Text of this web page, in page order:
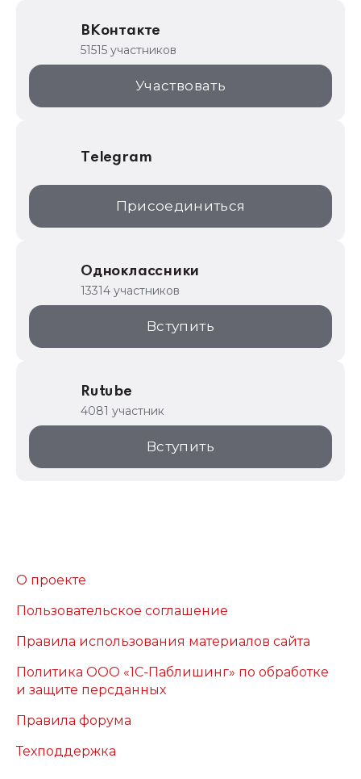
1С:Торговая площадка
ВКонтакте
51515 участников
Участвовать
Telegram
Присоединиться
Одноклассники
13314 участников
Вступить
Rutube
4081 участник
Вступить
О проекте
Пользовательское соглашение
Правила использования материалов сайта
Политика ООО «1С-Паблишинг» по обработке
и защите персданных
Правила форума
Техподдержка